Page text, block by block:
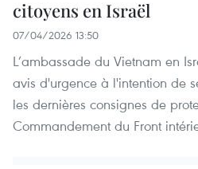
citoyens en Israël
07/04/2026 13:50
L’ambassade du Vietnam en
avis d'urgence à l'intention de
les dernières consignes de
Commandement du Front